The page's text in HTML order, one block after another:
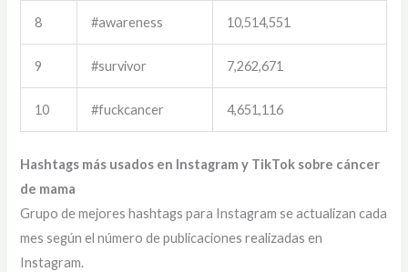
8 #awareness 10,514,551
9 #survivor 7,262,671
10 #fuckcancer 4,651,116
Hashtags más usados en Instagram y TikTok sobre cáncer
de mama
Grupo de mejores hashtags para Instagram se actualizan cada
mes según el número de publicaciones realizadas en
Instagram.